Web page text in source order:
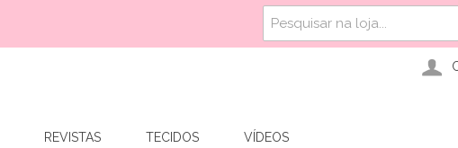
REVISTAS TECIDOS VÍDEOS